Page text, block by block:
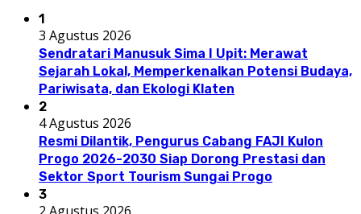
1
3 Agustus 2026
Sendratari Manusuk Sima I Upit: Merawat
Sejarah Lokal, Memperkenalkan Potensi Budaya,
Pariwisata, dan Ekologi Klaten
2
4 Agustus 2026
Resmi Dilantik, Pengurus Cabang FAJI Kulon
Progo 2026-2030 Siap Dorong Prestasi dan
Sektor Sport Tourism Sungai Progo
3